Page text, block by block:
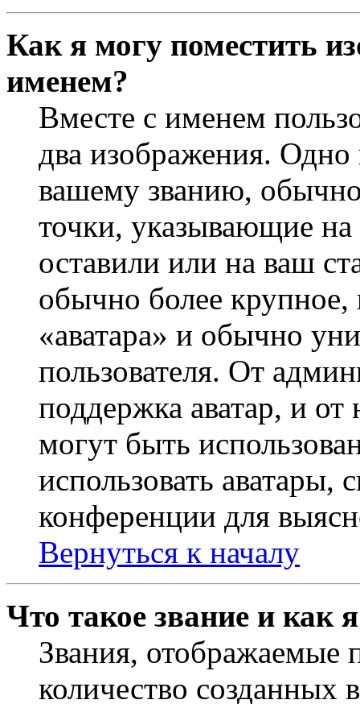
Как я могу поместить
именем?
Вместе с именем
два изображения.
вашему званию, обычно
точки, указывающие
оставили или на ваш
обычно более крупное,
«аватара» и обычно
пользователя. От
поддержка аватар, и от
могут быть
использовать аватары,
конференции для
Вернуться к началу
Что такое звание и как
Звания,
количество